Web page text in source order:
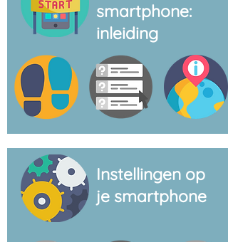
smartphone:
inleiding
Instellingen op
je smartphone